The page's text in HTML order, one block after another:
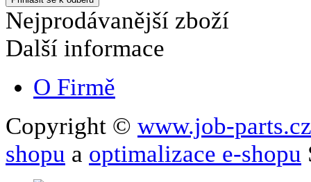
Nejprodávanější zboží
Další informace
O Firmě
Copyright © www.job-parts.cz
shopu a optimalizace e-shopu